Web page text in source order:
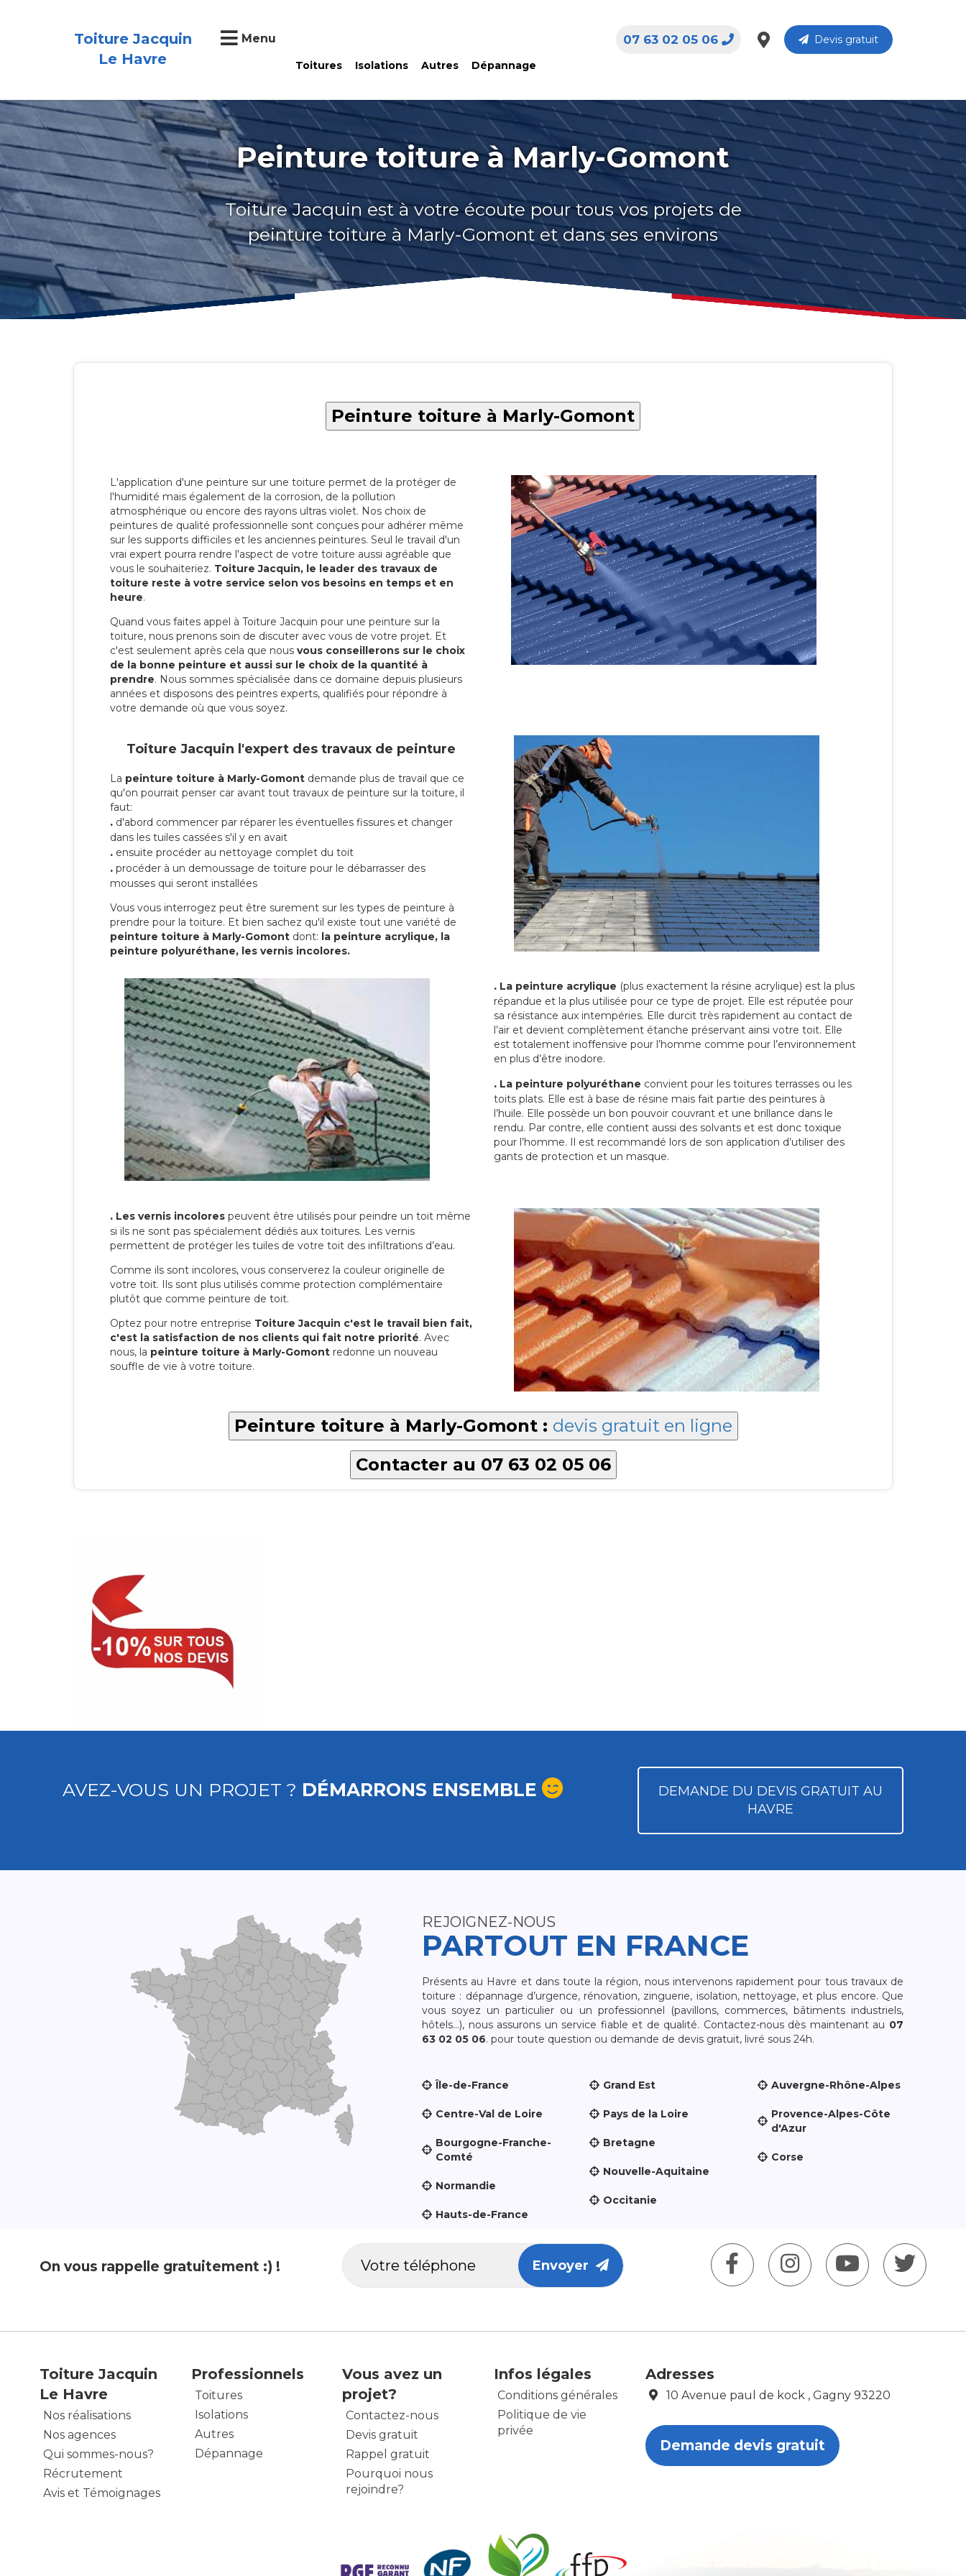
Toiture Jacquin
Le Havre
Menu
Toitures Isolations Autres Dépannage
Devis gratuit
07 63 02 05 06
Peinture toiture à Marly-Gomont
Toiture Jacquin est à votre écoute pour tous vos projets de
peinture toiture à Marly-Gomont et dans ses environs
Peinture toiture à Marly-Gomont
L'application d'une peinture sur une toiture permet de la protéger de
l'humidité mais également de la corrosion, de la pollution
atmosphérique ou encore des rayons ultras violet. Nos choix de
peintures de qualité professionnelle sont conçues pour adhérer même
sur les supports difficiles et les anciennes peintures. Seul le travail d'un
vrai expert pourra rendre l'aspect de votre toiture aussi agréable que
vous le souhaiteriez. Toiture Jacquin, le leader des travaux de
toiture reste à votre service selon vos besoins en temps et en
heure.
Quand vous faites appel à Toiture Jacquin pour une peinture sur la
toiture, nous prenons soin de discuter avec vous de votre projet. Et
c'est seulement après cela que nous vous conseillerons sur le choix
de la bonne peinture et aussi sur le choix de la quantité à
prendre. Nous sommes spécialisée dans ce domaine depuis plusieurs
années et disposons des peintres experts, qualifiés pour répondre à
votre demande où que vous soyez.
Toiture Jacquin l'expert des travaux de peinture
La peinture toiture à Marly-Gomont demande plus de travail que ce
qu'on pourrait penser car avant tout travaux de peinture sur la toiture, il
faut:
. d'abord commencer par réparer les éventuelles fissures et changer
dans les tuiles cassées s'il y en avait
. ensuite procéder au nettoyage complet du toit
. procéder à un demoussage de toiture pour le débarrasser des
mousses qui seront installées
Vous vous interrogez peut être surement sur les types de peinture à
prendre pour la toiture. Et bien sachez qu'il existe tout une variété de
peinture toiture à Marly-Gomont dont: la peinture acrylique, la
peinture polyuréthane, les vernis incolores.
. La peinture acrylique (plus exactement la résine acrylique) est la plus
répandue et la plus utilisée pour ce type de projet. Elle est réputée pour
sa résistance aux intempéries. Elle durcit très rapidement au contact de
l’air et devient complètement étanche préservant ainsi votre toit. Elle
est totalement inoffensive pour l’homme comme pour l’environnement
en plus d’être inodore.
. La peinture polyuréthane convient pour les toitures terrasses ou les
toits plats. Elle est à base de résine mais fait partie des peintures à
l’huile. Elle possède un bon pouvoir couvrant et une brillance dans le
rendu. Par contre, elle contient aussi des solvants et est donc toxique
pour l’homme. Il est recommandé lors de son application d’utiliser des
gants de protection et un masque.
. Les vernis incolores peuvent être utilisés pour peindre un toit même
si ils ne sont pas spécialement dédiés aux toitures. Les vernis
permettent de protéger les tuiles de votre toit des infiltrations d’eau.
Comme ils sont incolores, vous conserverez la couleur originelle de
votre toit. Ils sont plus utilisés comme protection complémentaire
plutôt que comme peinture de toit.
Optez pour notre entreprise Toiture Jacquin c'est le travail bien fait,
c'est la satisfaction de nos clients qui fait notre priorité. Avec
nous, la peinture toiture à Marly-Gomont redonne un nouveau
souffle de vie à votre toiture.
Peinture toiture à Marly-Gomont : devis gratuit en ligne
Contacter au 07 63 02 05 06
AVEZ-VOUS UN PROJET ? DÉMARRONS ENSEMBLE
DEMANDE DU DEVIS GRATUIT AU
HAVRE
REJOIGNEZ-NOUS
PARTOUT EN FRANCE
Présents au Havre et dans toute la région, nous intervenons rapidement pour tous travaux de
toiture : dépannage d’urgence, rénovation, zinguerie, isolation, nettoyage, et plus encore. Que
vous soyez un particulier ou un professionnel (pavillons, commerces, bâtiments industriels,
hôtels…), nous assurons un service fiable et de qualité. Contactez-nous dès maintenant au 07
63 02 05 06. pour toute question ou demande de devis gratuit, livré sous 24h.
Île-de-France
Centre-Val de Loire
Bourgogne-Franche-
Comté
Normandie
Hauts-de-France
Grand Est
Pays de la Loire
Bretagne
Nouvelle-Aquitaine
Occitanie
Auvergne-Rhône-Alpes
Provence-Alpes-Côte
d'Azur
Corse
On vous rappelle gratuitement :) ! Envoyer
Toiture Jacquin
Le Havre
Nos réalisations
Nos agences
Qui sommes-nous?
Récrutement
Avis et Témoignages
Professionnels
Toitures
Isolations
Autres
Dépannage
Vous avez un
projet?
Contactez-nous
Devis gratuit
Rappel gratuit
Pourquoi nous
rejoindre?
Infos légales
Conditions générales
Politique de vie
privée
Adresses
10 Avenue paul de kock , Gagny 93220
Demande devis gratuit